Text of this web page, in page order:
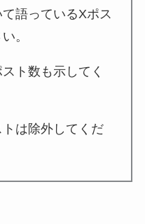
語っているXポス
。
ト数も示してく
トは除外してくだ